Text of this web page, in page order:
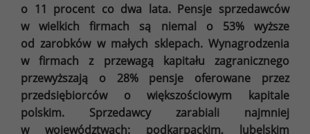
o 11 procent co dwa lata. Pensje sprzedawców
w wielkich firmach są niemal o 53% wyższe
od zarobków w małych sklepach. Wynagrodzenia
w firmach z przewagą kapitału zagranicznego
przewyższają o 28% pensje oferowane przez
przedsiębiorców o większościowym kapitale
polskim. Sprzedawcy zarabiali najmniej
w województwach: podkarpackim, lubelskim